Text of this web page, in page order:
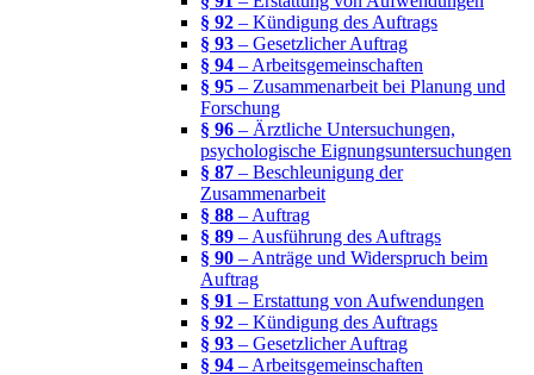
§ 92 – Kündigung des Auftrags
§ 93 – Gesetzlicher Auftrag
§ 94 – Arbeitsgemeinschaften
§ 95 – Zusammenarbeit bei Planung und
Forschung
§ 96 – Ärztliche Untersuchungen,
psychologische Eignungsuntersuchungen
§ 87 – Beschleunigung der
Zusammenarbeit
§ 88 – Auftrag
§ 89 – Ausführung des Auftrags
§ 90 – Anträge und Widerspruch beim
Auftrag
§ 91 – Erstattung von Aufwendungen
§ 92 – Kündigung des Auftrags
§ 93 – Gesetzlicher Auftrag
§ 94 – Arbeitsgemeinschaften